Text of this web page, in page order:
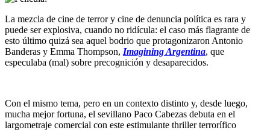
La mezcla de cine de terror y cine de denuncia política es rara y
puede ser explosiva, cuando no ridícula: el caso más flagrante de
esto último quizá sea aquel bodrio que protagonizaron Antonio
Banderas y Emma Thompson, Imagining Argentina, que
especulaba (mal) sobre precognición y desaparecidos.
Con el mismo tema, pero en un contexto distinto y, desde luego,
mucha mejor fortuna, el sevillano Paco Cabezas debuta en el
largometraje comercial con este estimulante thriller terrorífico